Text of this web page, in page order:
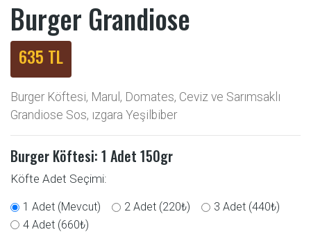
Burger Grandiose
635 TL
Burger Köftesi, Marul, Domates, Ceviz ve Sarımsaklı
Grandiose Sos, ızgara Yeşilbiber
Burger Köftesi: 1 Adet 150gr
Köfte Adet Seçimi:
1 Adet (Mevcut) 2 Adet (220₺)
3 Adet (440₺)
4 Adet (660₺)